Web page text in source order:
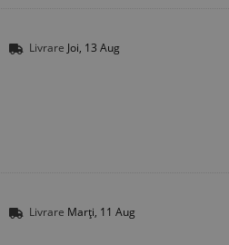
Livrare Joi, 13 Aug
Livrare Marți, 11 Aug